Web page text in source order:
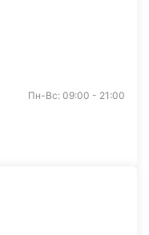
Пн-Вс: 09:00 - 21:00